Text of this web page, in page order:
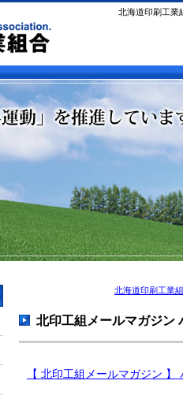
北海道印刷工業
北海道印刷工業
北印工組メールマガジン
【 北印工組メールマガジン